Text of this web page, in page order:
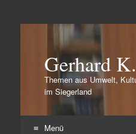
Gerhard
Themen aus Umwelt,
im Siegerland
Menü